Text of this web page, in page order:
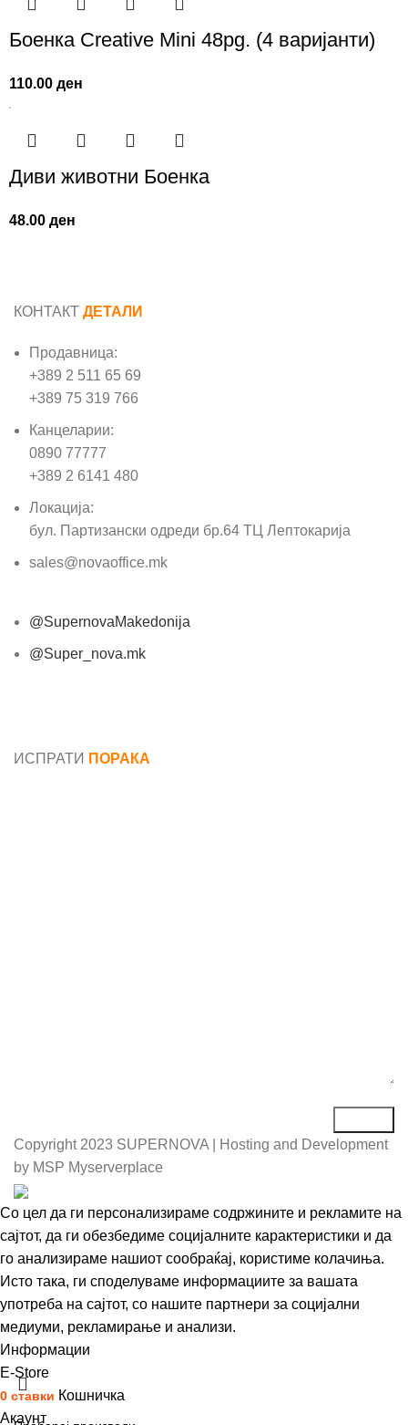
Боенка Creative Mini 48pg. (4 варијанти)
110.00ден
Диви животни Боенка
48.00ден
КОНТАКТ ДЕТАЛИ
Продавница:
+389 2 511 65 69
+389 75 319 766
Канцеларии:
0890 77777
+389 2 6141 480
Локација:
бул. Партизански одреди бр.64 ТЦ Лептокарија
sales@novaoffice.mk
@SupernovaMakedonija
@Super_nova.mk
ИСПРАТИ ПОРАКА
Copyright 2023 SUPERNOVA | Hosting and Development
by MSP Myserverplace
Со цел да ги персонализираме содржините и рекламите на
сајтот, да ги обезбедиме социјалните карактеристики и да
го анализираме нашиот сообраќај, користиме колачиња.
Исто така, ги споделуваме информациите за вашата
употреба на сајтот, со нашите партнери за социјални
медиуми, рекламирање и анализи.
Информации
Е-Store
0 ставки Кошничка
Акаунт